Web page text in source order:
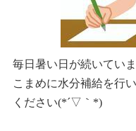
毎日暑い日が続いていま
こまめに水分補給を行
ください(*´▽｀*)